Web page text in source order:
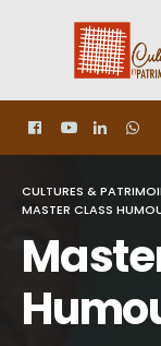
CULTURES &
MASTER CLASS